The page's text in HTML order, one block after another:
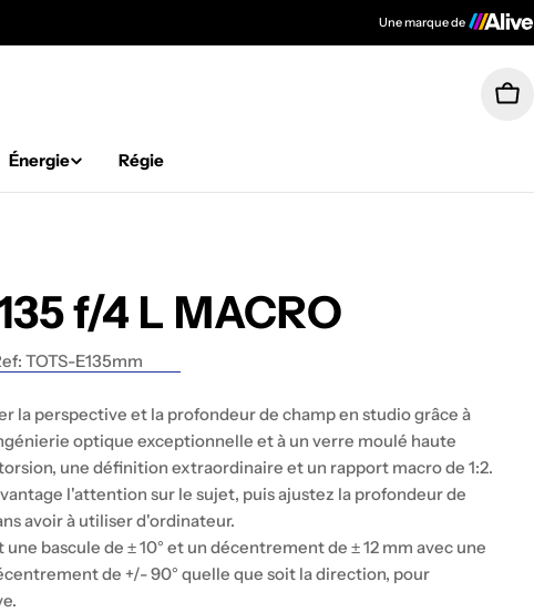
Une marque de
Énergie Régie
f/4 L MACRO
TOTS-E135mm
la perspective et la profondeur de champ en studio grâce à
optique exceptionnelle et à un verre moulé haute
une définition extraordinaire et un rapport macro de 1:2.
l'attention sur le sujet, puis ajustez la profondeur de
avoir à utiliser d'ordinateur.
bascule de ± 10° et un décentrement de ± 12 mm avec une
de +/- 90° quelle que soit la direction, pour